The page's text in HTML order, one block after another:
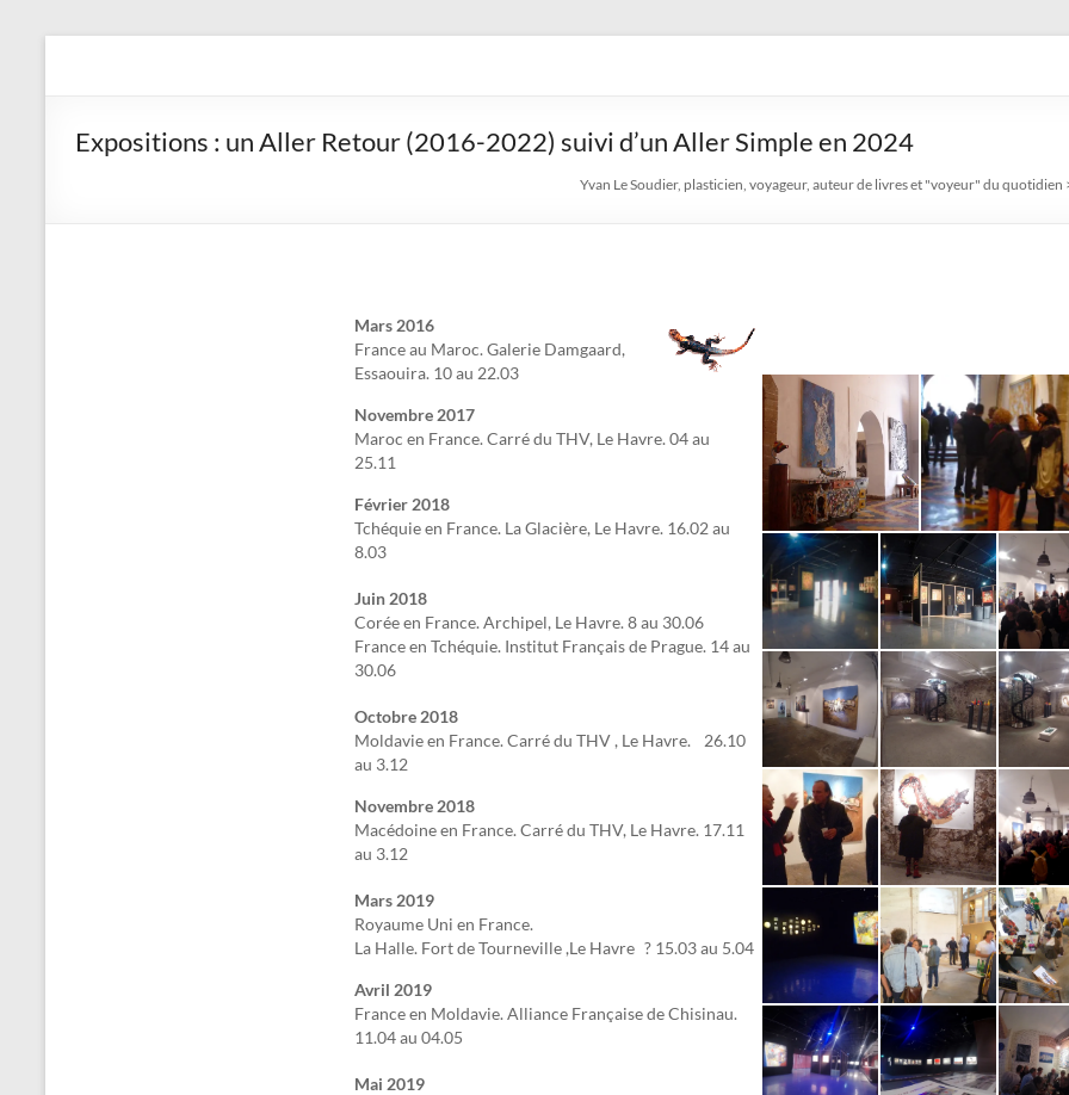
Expositions : un Aller Retour (2016-2022) suivi d’un Aller Simple en 2024
Yvan Le Soudier, plasticien, voyageur, auteur de livres et "voyeur" du quotidien
Mars 2016
France au Maroc. Galerie Damgaard,
Essaouira. 10 au 22.03
Novembre 2017
Maroc en France. Carré du THV, Le Havre. 04 au
25.11
Février 2018
Tchéquie en France. La Glacière, Le Havre. 16.02 au
8.03
Juin 2018
Corée en France. Archipel, Le Havre. 8 au 30.06
France en Tchéquie. Institut Français de Prague. 14 au
30.06
Octobre 2018
Moldavie en France. Carré du THV , Le Havre. 26.10
au 3.12
Novembre 2018
Macédoine en France. Carré du THV, Le Havre. 17.11
au 3.12
Mars 2019
Royaume Uni en France.
La Halle. Fort de Tourneville ,Le Havre ? 15.03 au 5.04
Avril 2019
France en Moldavie. Alliance Française de Chisinau.
11.04 au 04.05
Mai 2019